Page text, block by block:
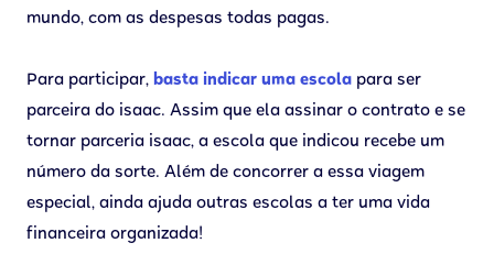
mundo, com as despesas todas pagas.
Para participar, basta indicar uma escola para ser
parceira do isaac. Assim que ela assinar o contrato e se
tornar parceria isaac, a escola que indicou recebe um
número da sorte. Além de concorrer a essa viagem
especial, ainda ajuda outras escolas a ter uma vida
financeira organizada!